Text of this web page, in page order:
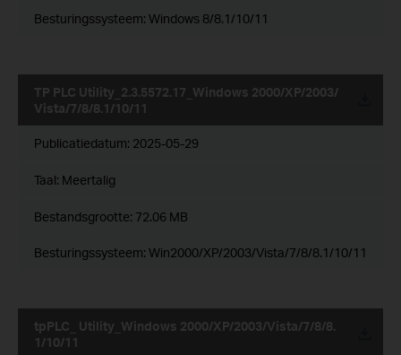
Besturingssysteem: Windows 8/8.1/10/11
TP PLC Utility_2.3.5572.17_Windows 2000/XP/2003/
Vista/7/8/8.1/10/11
Publicatiedatum: 2025-05-29
Taal: Meertalig
Bestandsgrootte: 72.06 MB
Besturingssysteem: Win2000/XP/2003/Vista/7/8/8.1/10/11
tpPLC_ Utility_Windows 2000/XP/2003/Vista/7/8/8.
1/10/11